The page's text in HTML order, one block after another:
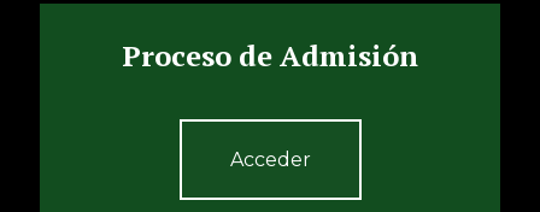
Proceso de Admisión
Acceder